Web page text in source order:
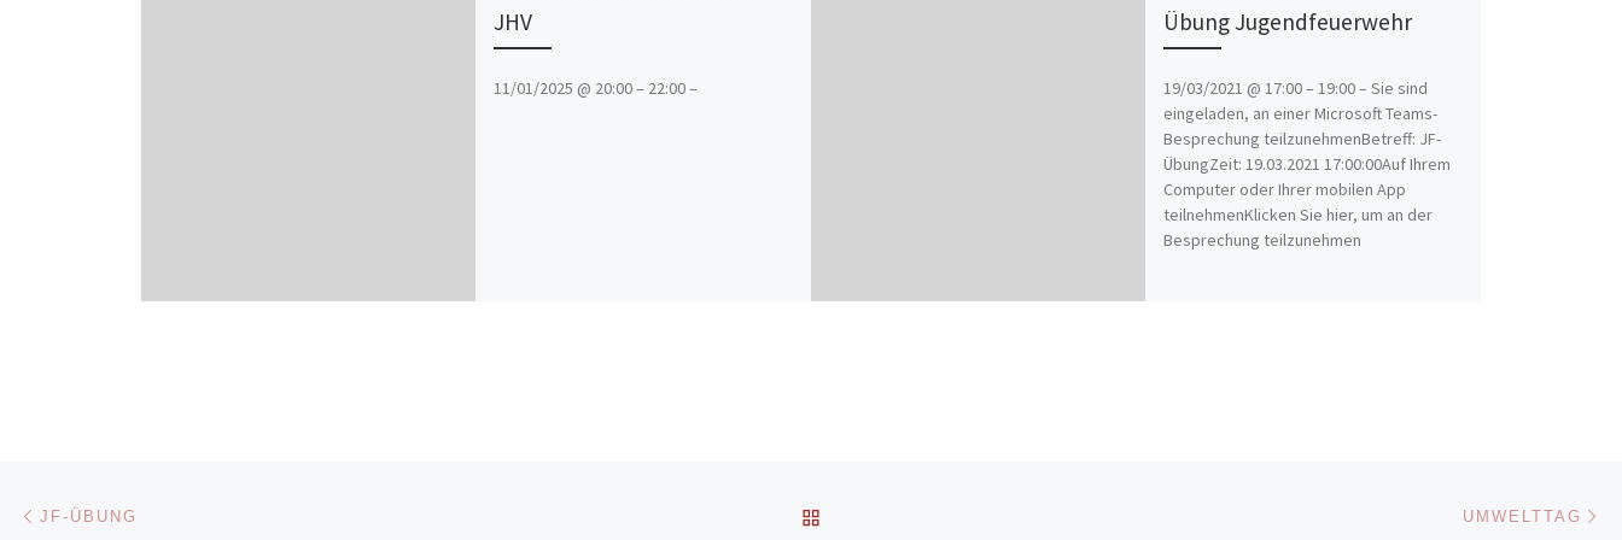
JHV
11/01/2025 @ 20:00 – 22:00 –
Übung Jugendfeuerwehr
19/03/2021 @ 17:00 – 19:00 – Sie sind
eingeladen, an einer Microsoft Teams-
Besprechung teilzunehmenBetreff: JF-
ÜbungZeit: 19.03.2021 17:00:00Auf Ihrem
Computer oder Ihrer mobilen App
teilnehmenKlicken Sie hier, um an der
Besprechung teilzunehmen
Beitragsnavigation
JF-ÜBUNG UMWELTTAG